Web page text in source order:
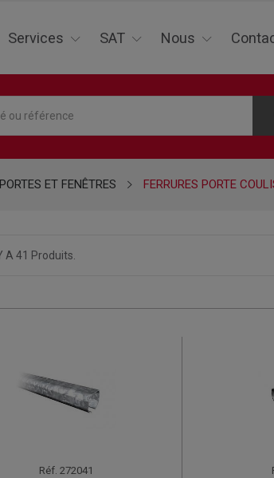
Services SAT Nous
ET FENÊTRES FERRURES PORTE
Y A 41 Produits.
Réf. 272041